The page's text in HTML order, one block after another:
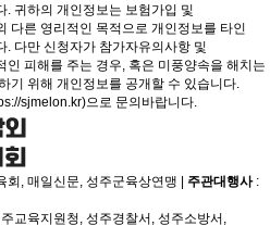
. 귀하의 개인정보는 보험가입 및
다른 영리적인 목적으로 개인정보를 타인
. 다만 신청자가 참가자유의사항 및
피해를 주는 경우, 혹은 미풍양속을 해치는
기 위해 개인정보를 공개할 수 있습니다.
sjmelon.kr)으로 문의바랍니다.
회, 매일신문, 성주군육상연맹 | 주관대행사:
교육지원청, 성주경찰서, 성주소방서,